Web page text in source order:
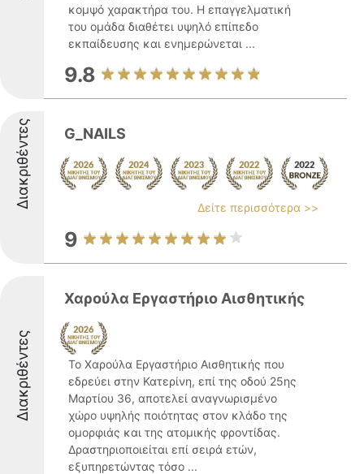
κομψό χαρακτήρα του. Η επαγγελματική
του ομάδα διαθέτει υψηλό επίπεδο
εκπαίδευσης και ενημερώνεται ...
9.8
Διακριθέντες G_NAILS
Δείτε περισσότερα >>
9
Διακριθέντες
Χαρούλα Εργαστήριο Αισθητικής
Το Χαρούλα Εργαστήριο Αισθητικής που
εδρεύει στην Κατερίνη, επί της οδού 25ης
Μαρτίου 36, αποτελεί αναγνωρισμένο
χώρο υψηλής ποιότητας στον κλάδο της
ομορφιάς και της ατομικής φροντίδας.
Δραστηριοποιείται επί σειρά ετών,
εξυπηρετώντας τόσο ...